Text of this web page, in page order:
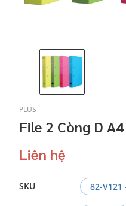
PLUS
File 2 Còng D A4
Liên hệ
SKU 82-